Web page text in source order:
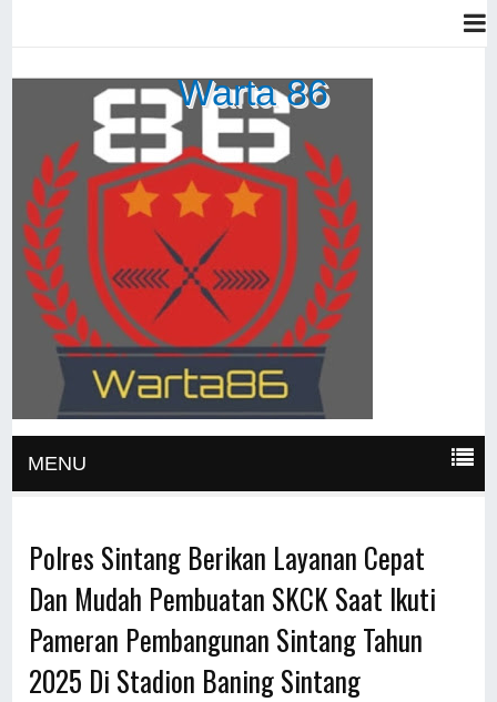
Warta 86
MENU
Polres Sintang Berikan Layanan Cepat
Dan Mudah Pembuatan SKCK Saat Ikuti
Pameran Pembangunan Sintang Tahun
2025 Di Stadion Baning Sintang